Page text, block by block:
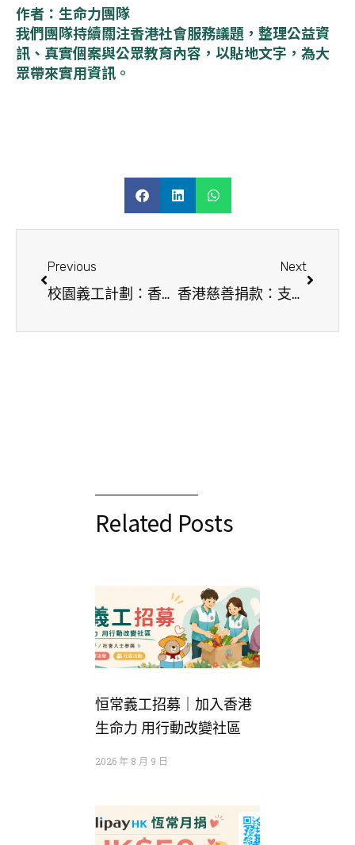
作者：生命力團隊
我們團隊持續關注香港社會服務議題，整理公益資
訊、真實個案與公眾教育內容，以貼地文字，為大
眾帶來實用資訊。
Previous
校園義工計劃：香港中小學學生義工成長計劃誠邀參與
Next
香港慈善捐款：支持香港生命力，享扣稅優惠，共建溫暖社區
Related Posts
恒常義工招募｜加入香港
生命力 用行動改變社區
2026 年 8 月 9 日